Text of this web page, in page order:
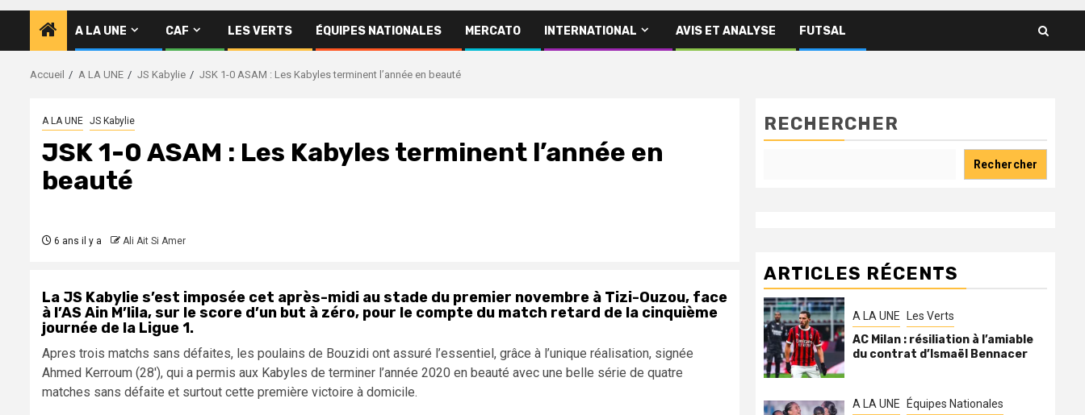
A LA UNE CAF LES VERTS ÉQUIPES NATIONALES MERCATO INTERNATIONAL AVIS ET ANALYSE FUTSAL
Accueil A LA UNE JS Kabylie JSK 1-0 ASAM : Les Kabyles terminent l’année en beauté
A LA UNE JS Kabylie
JSK 1-0 ASAM : Les Kabyles terminent l’année en
beauté
6 ans il y a Ali Ait Si Amer
La JS Kabylie s’est imposée cet après-midi au stade du premier novembre à Tizi-Ouzou, face
à l’AS Ain M’lila, sur le score d’un but à zéro, pour le compte du match retard de la cinquième
journée de la Ligue 1.
Apres trois matchs sans défaites, les poulains de Bouzidi ont assuré l’essentiel, grâce à l’unique réalisation, signée
Ahmed Kerroum (28′), qui a permis aux Kabyles de terminer l’année 2020 en beauté avec une belle série de quatre
matches sans défaite et surtout cette première victoire à domicile.
RECHERCHER
Rechercher
ARTICLES RÉCENTS
A LA UNE Les Verts
AC Milan : résiliation à l’amiable
du contrat d’Ismaël Bennacer
A LA UNE Équipes Nationales